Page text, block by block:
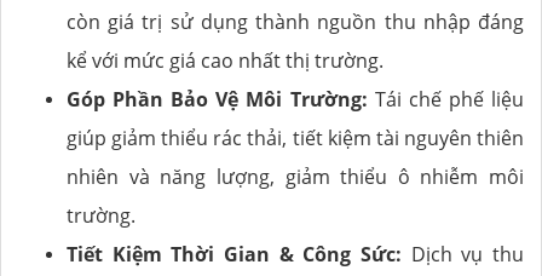
còn giá trị sử dụng thành nguồn thu nhập đáng
kể với mức giá cao nhất thị trường.
Góp Phần Bảo Vệ Môi Trường: Tái chế phế liệu
giúp giảm thiểu rác thải, tiết kiệm tài nguyên thiên
nhiên và năng lượng, giảm thiểu ô nhiễm môi
trường.
Tiết Kiệm Thời Gian & Công Sức: Dịch vụ thu